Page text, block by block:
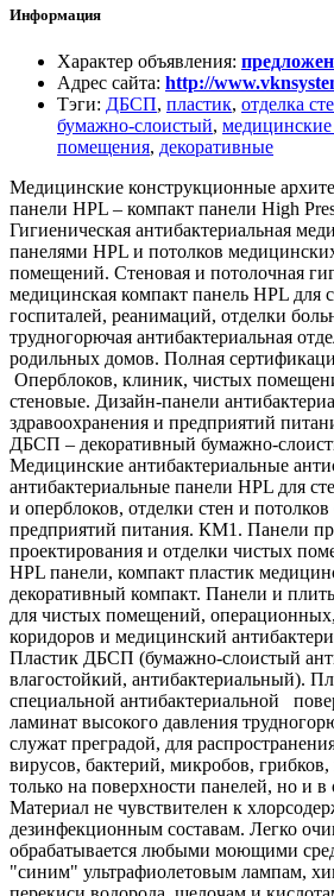
Информация
Характер объявления:
Адрес сайта: http://
Тэги: ДБСП, пластик, отделка
бумажно-слоистый,
помещения, декоративные
Медицинские конструкционные
панели HPL – компакт панели High
Гигиеническая антибактериальная
панелями HPL и потолков
помещений. Стеновая и потолочная
медицинская компакт панель HPL для
госпиталей, реанимаций, отделки
трудногорючая антибактериальная
родильных домов. Полная
Оперблоков, клиник, чистых
стеновые. Дизайн-панели
здравоохранения и предприятий
ДБСП – декоративный бумажно-
Медицинские антибактериальные
антибактериальные панели HPL для
и оперблоков, отделки стен и
предприятий питания. КМ1. Панели
проектирования и отделки чистых
HPL панели, компакт пластик
декоративный компакт. Панели и
для чистых помещений,
коридоров и медицинский
Пластик ДБСП (бумажно-слоистый
влагостойкий, антибактериальный).
специальной антибактериальной
ламинат высокого давления
служат преградой, для
вирусов, бактерий, микробов,
только на поверхности панелей, но и
Материал не чувствителен к
дезинфекционным составам. Легко
обрабатывается любыми моющими
"синим" ультрафиолетовым лампам,